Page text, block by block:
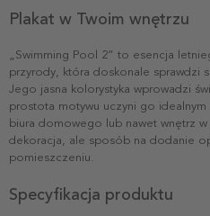
Plakat w Twoim wnętrzu
„Swimming Pool 2” to esencja
przyrody, która doskonale sprawdzi
Jego jasna kolorystyka wprowadzi
prostota motywu uczyni go
biura domowego lub nawet wnętrz
dekoracja, ale sposób na dodanie
pomieszczeniu.
Specyfikacja produktu